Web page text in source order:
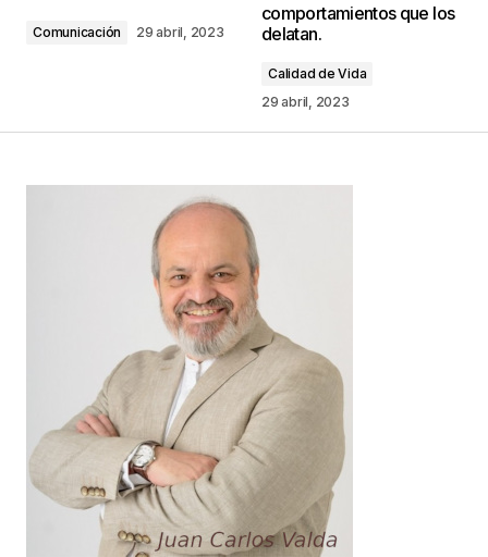
Your Name*
Guarda mi nombre, correo electrónico y web en
este navegador para la próxima vez que
comente.
Este sitio esta protegido por
reCAPTCHA y la
Política de
privacidady losTérminos del servicio
de Googlese aplican.
Comunicación 29 abril, 2023
comportamientos que los
delatan.
Calidad de Vida
29 abril, 2023